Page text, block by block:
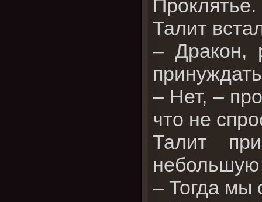
Проклятье.
Талит
– Дракон,
– Нет, –
что не
Талит
небольшую
– Тогда мы